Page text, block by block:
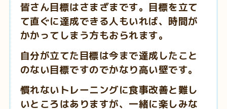
皆さん目標はさまざまです。目標を立て
て直ぐに達成できる人もいれば、時間が
かかってしまう方もおられます。
自分が立てた目標は今まで達成したこと
のない目標ですのでかなり高い壁です。
慣れないトレーニングに食事改善と難し
いところはありますが、一緒に楽しみな